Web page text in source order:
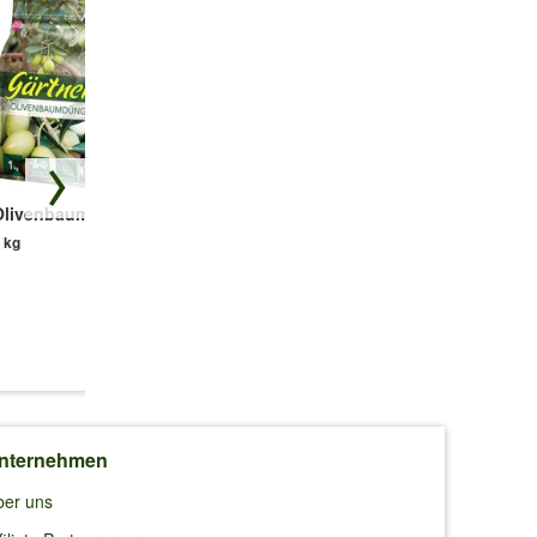
u.es
auch
kg
uns